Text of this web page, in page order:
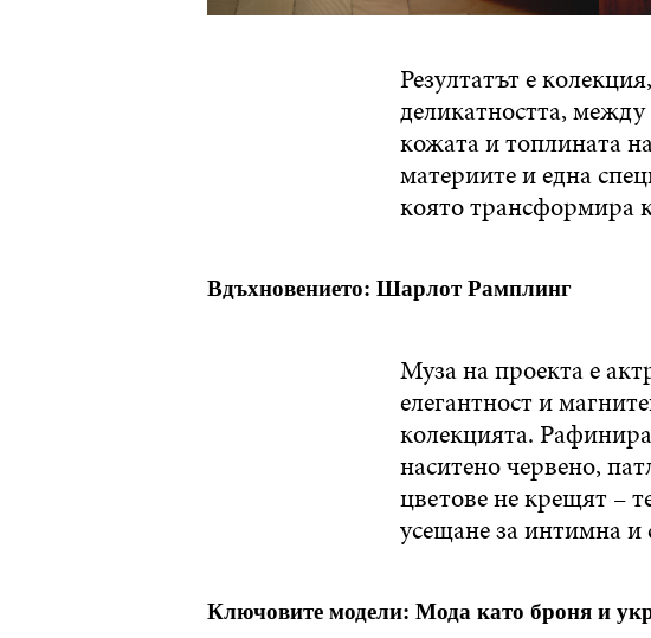
Резултатът е
деликатността,
кожата и топлината
материите и една
която трансформира
Вдъхновението: Шарлот Рамплинг
Муза на проекта е
елегантност и
колекцията.
наситено червено,
цветове не крещят –
усещане за интимна и
Ключовите модели: Мода като броня и